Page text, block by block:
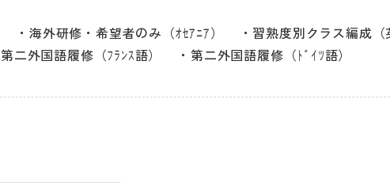
海外研修・希望者のみ（ｵｾｱﾆｱ）
習熟度別クラス編成（
第二外国語履修（ﾌﾗﾝｽ語） 第二外国語履修（ﾄﾞｲﾂ語）